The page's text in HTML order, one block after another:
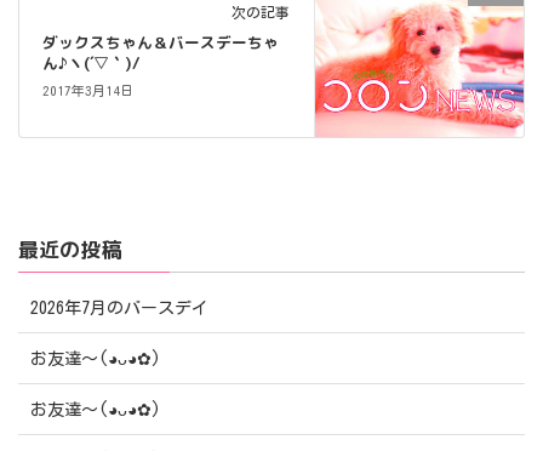
次の記事
ダックスちゃん＆バースデーちゃ
ん♪ヽ(´▽｀)/
2017年3月14日
最近の投稿
2026年7月のバースデイ
お友達〜(⁠◕⁠ᴗ⁠◕⁠✿⁠)
お友達〜(⁠◕⁠ᴗ⁠◕⁠✿⁠)